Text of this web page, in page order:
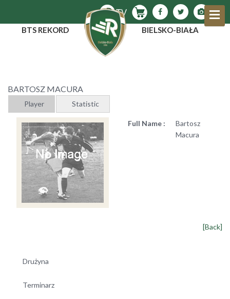
BTS REKORD BIELSKO-BIAŁA
BARTOSZ MACURA
Player Statistic
Full Name :
Bartosz
Macura
[Back]
Drużyna
Terminarz